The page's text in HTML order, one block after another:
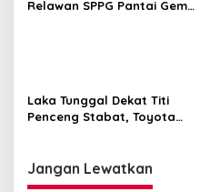
Relawan SPPG Pantai Gemi
Laka Tunggal Dekat Titi
Penceng Stabat, Toyota
Jangan Lewatkan